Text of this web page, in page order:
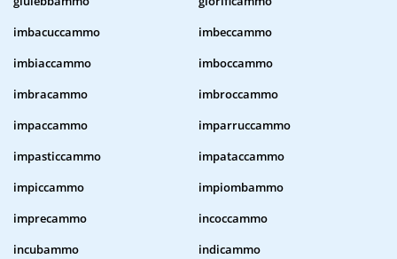
imbacuccammo
imbeccammo
imbiaccammo
imboccammo
imbracammo
imbroccammo
impaccammo
imparruccammo
impasticcammo
impataccammo
impiccammo
impiombammo
imprecammo
incoccammo
incubammo
indicammo